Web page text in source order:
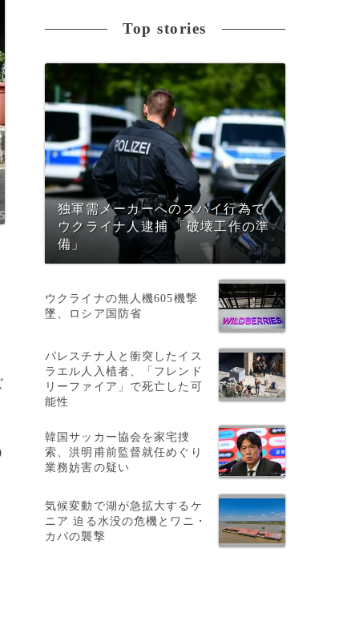
Top stories
独軍需メーカーへのスパイ行為で
ウクライナ人逮捕 「破壊工作の準
備」
ウクライナの無人機605機撃
墜、ロシア国防省
パレスチナ人と衝突したイス
ラエル人入植者、「フレンド
リーファイア」で死亡した可
能性
韓国サッカー協会を家宅捜
索、洪明甫前監督就任めぐり
業務妨害の疑い
気候変動で湖が急拡大するケ
ニア 迫る水没の危機とワニ・
カバの襲撃